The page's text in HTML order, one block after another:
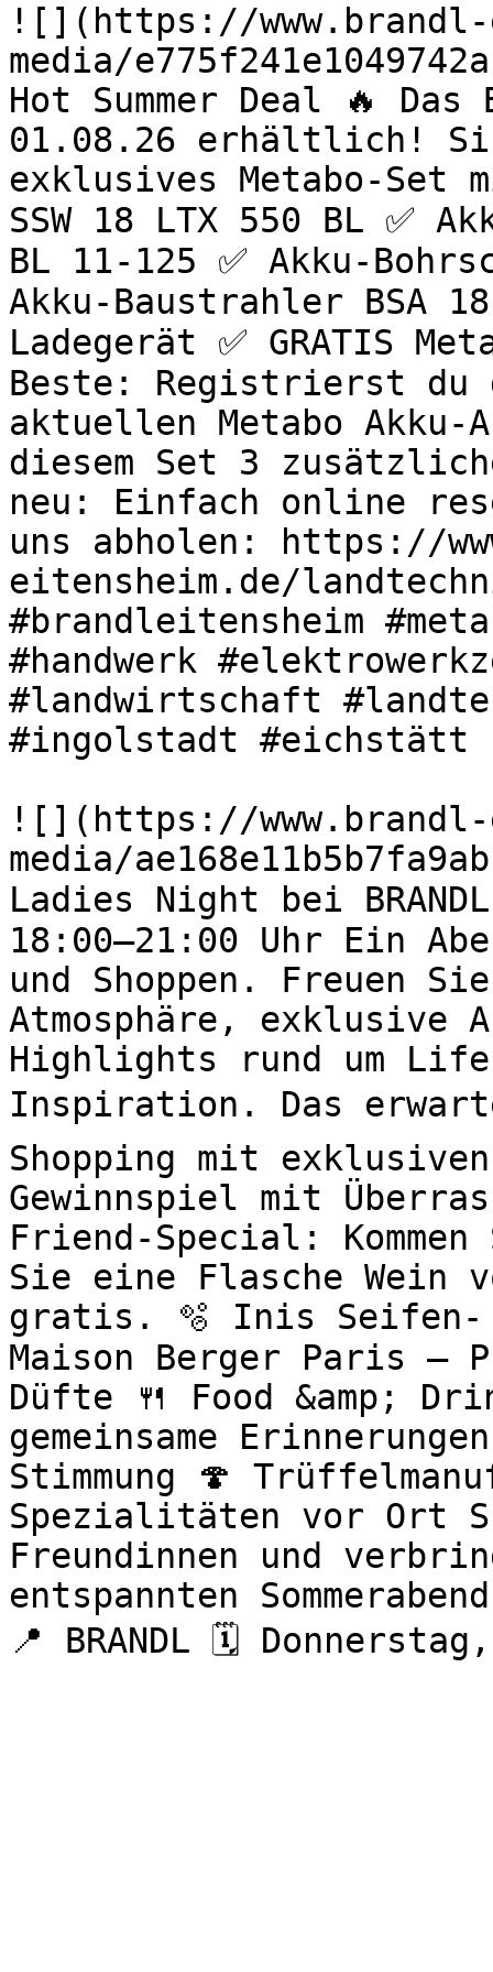
![](https://
media/
Hot Summer Deal 🔥 Das
01.08.26 erhältlich!
exklusives Metabo-Set
SSW 18 LTX 550 BL ✅
BL 11-125 ✅ Akku-
Akku-Baustrahler BSA
Ladegerät ✅ GRATIS
Beste: Registrierst du
aktuellen Metabo
diesem Set 3
neu: Einfach online
uns abholen: https://
eitensheim.de/
#brandleitensheim
#handwerk
#landwirtschaft
#ingolstadt #eichstätt
![](https://
media/
Ladies Night bei
18:00–21:00 Uhr Ein
und Shoppen. Freuen
Atmosphäre, exklusive
Highlights rund um
Inspiration. Das
Shopping mit
Gewinnspiel mit
Friend-Special:
Sie eine Flasche Wein
gratis. 🫧 Inis Seifen-
Maison Berger Paris –
Düfte 🍴 Food &amp;
gemeinsame
Stimmung 🍄
Spezialitäten vor Ort
Freundinnen und
entspannten